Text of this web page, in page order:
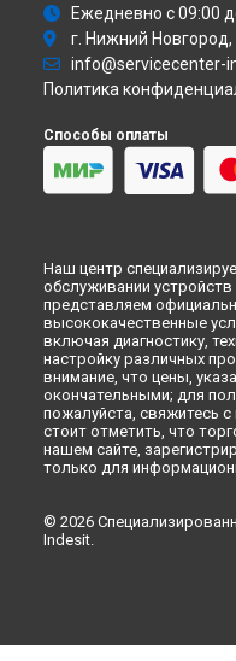
Новокузнецке
Ремонт духового
Ремонт духового шкафа
Ремонт духового шкафа
Ремонт духового шкафа
Ежедневно с 09:00
г. Нижний
info@servicecenter-
Политика
Способы оплаты
Наш центр
обслуживании
представляем
высококачественные
включая диагностику,
настройку различных
внимание, что цены,
окончательными; для
пожалуйста, свяжитесь
стоит отметить, что
нашем сайте,
только для
© 2026
Indesit.